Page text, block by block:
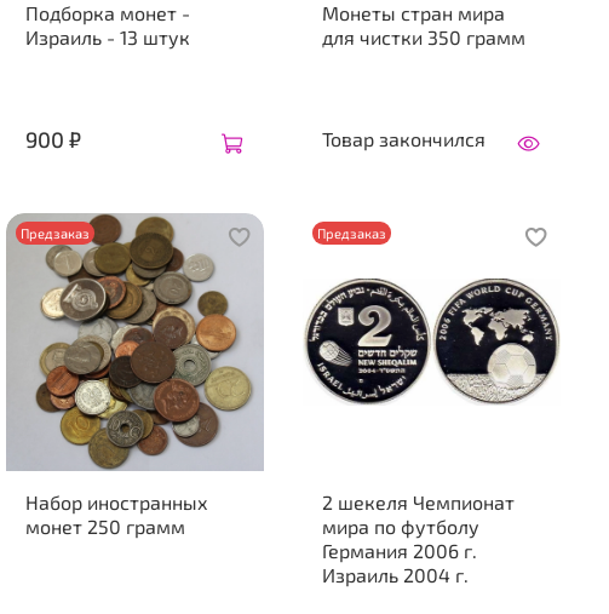
Подборка монет -
Израиль - 13 штук
900 ₽
Монеты стран мира
для чистки 350 грамм
Товар закончился
Предзаказ
Набор иностранных
монет 250 грамм
Предзаказ
2 шекеля Чемпионат
мира по футболу
Германия 2006 г.
Израиль 2004 г.